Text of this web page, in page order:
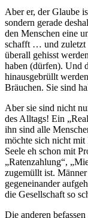
Aber er, der Glaube
sondern gerade
den Menschen eine
schafft … und zuletzt
überall gehisst
haben (dürfen). Und
hinausgebrüllt
Bräuchen. Sie sind
Aber sie sind nicht
des Alltags! Ein
ihn sind alle
möchte sich nicht mit
Seele eh schon mit
„Ratenzahlung“,
zugemüllt ist.
gegeneinander
die Gesellschaft so
Die anderen